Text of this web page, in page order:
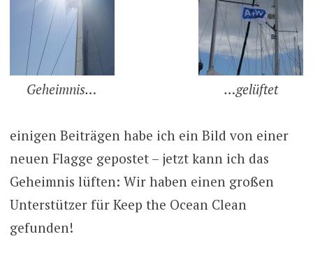
Geheimnis… …gelüftet
einigen Beiträgen habe ich ein Bild von einer
neuen Flagge gepostet – jetzt kann ich das
Geheimnis lüften: Wir haben einen großen
Unterstützer für Keep the Ocean Clean
gefunden!